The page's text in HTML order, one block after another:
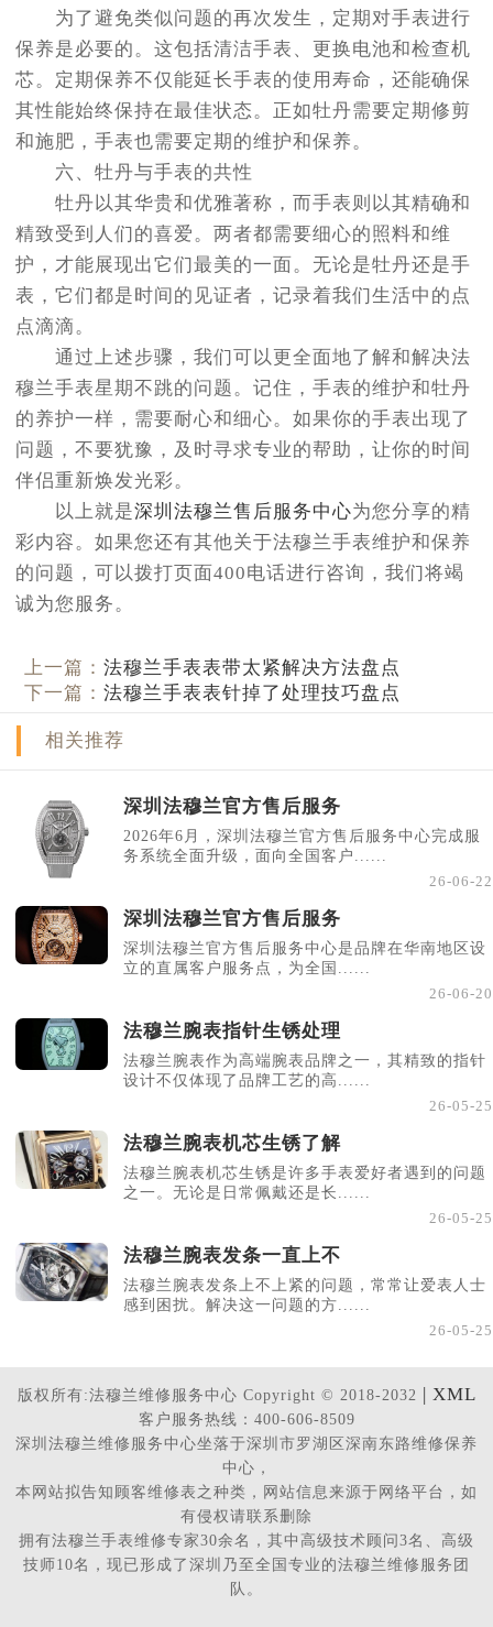
为了避免类似问题的再次发生，定期对手表进行
保养是必要的。这包括清洁手表、更换电池和检查机
芯。定期保养不仅能延长手表的使用寿命，还能确保
其性能始终保持在最佳状态。正如牡丹需要定期修剪
和施肥，手表也需要定期的维护和保养。
六、牡丹与手表的共性
牡丹以其华贵和优雅著称，而手表则以其精确和
精致受到人们的喜爱。两者都需要细心的照料和维
护，才能展现出它们最美的一面。无论是牡丹还是手
表，它们都是时间的见证者，记录着我们生活中的点
点滴滴。
通过上述步骤，我们可以更全面地了解和解决法
穆兰手表星期不跳的问题。记住，手表的维护和牡丹
的养护一样，需要耐心和细心。如果你的手表出现了
问题，不要犹豫，及时寻求专业的帮助，让你的时间
伴侣重新焕发光彩。
以上就是深圳法穆兰售后服务中心为您分享的精
彩内容。如果您还有其他关于法穆兰手表维护和保养
的问题，可以拨打页面400电话进行咨询，我们将竭
诚为您服务。
上一篇：法穆兰手表表带太紧解决方法盘点
下一篇：法穆兰手表表针掉了处理技巧盘点
相关推荐
深圳法穆兰官方售后服务
2026年6月，深圳法穆兰官方售后服务中心完成服
务系统全面升级，面向全国客户......
26-06-22
深圳法穆兰官方售后服务
深圳法穆兰官方售后服务中心是品牌在华南地区设
立的直属客户服务点，为全国......
26-06-20
法穆兰腕表指针生锈处理
法穆兰腕表作为高端腕表品牌之一，其精致的指针
设计不仅体现了品牌工艺的高......
26-05-25
法穆兰腕表机芯生锈了解
法穆兰腕表机芯生锈是许多手表爱好者遇到的问题
之一。无论是日常佩戴还是长......
26-05-25
法穆兰腕表发条一直上不
法穆兰腕表发条上不上紧的问题，常常让爱表人士
感到困扰。解决这一问题的方......
26-05-25
版权所有:法穆兰维修服务中心 Copyright © 2018-2032 | XML
客户服务热线：400-606-8509
深圳法穆兰维修服务中心坐落于深圳市罗湖区深南东路维修保养
中心，
本网站拟告知顾客维修表之种类，网站信息来源于网络平台，如
有侵权请联系删除
拥有法穆兰手表维修专家30余名，其中高级技术顾问3名、高级
技师10名，现已形成了深圳乃至全国专业的法穆兰维修服务团
队。